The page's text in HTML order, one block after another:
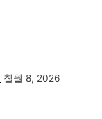
칠월 8, 2026